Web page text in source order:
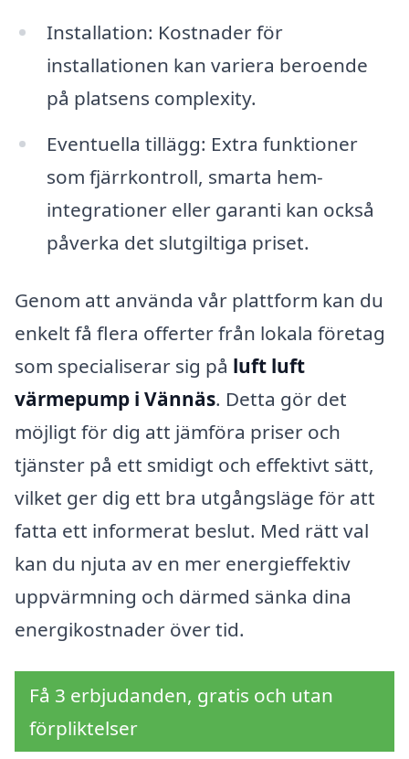
Installation: Kostnader för
installationen kan variera beroende
på platsens complexity.
Eventuella tillägg: Extra funktioner
som fjärrkontroll, smarta hem-
integrationer eller garanti kan också
påverka det slutgiltiga priset.
Genom att använda vår plattform kan du
enkelt få flera offerter från lokala företag
som specialiserar sig på luft luft
värmepump i Vännäs. Detta gör det
möjligt för dig att jämföra priser och
tjänster på ett smidigt och effektivt sätt,
vilket ger dig ett bra utgångsläge för att
fatta ett informerat beslut. Med rätt val
kan du njuta av en mer energieffektiv
uppvärmning och därmed sänka dina
energikostnader över tid.
Få 3 erbjudanden, gratis och utan
förpliktelser